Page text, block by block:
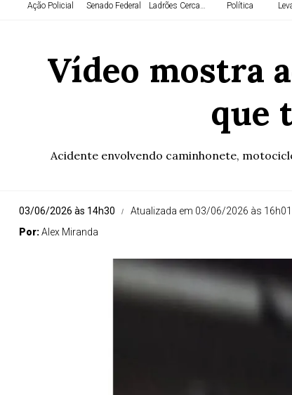
Ação Policial Senado Federal Ladrões Cercados Política
Vídeo mostra
que
Acidente envolvendo caminhonete,
03/06/2026 às 14h30
Atualizada em 03/06/2026 às 16h01
Por:Alex Miranda